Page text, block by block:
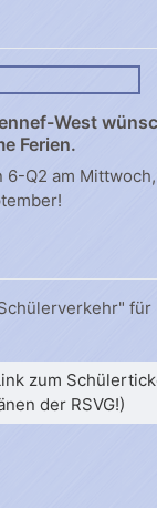
West
Ferien.
Q2 am
für
zum
der RSVG!)